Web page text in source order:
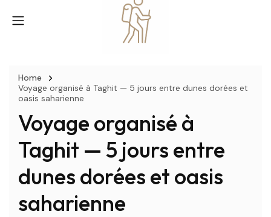
Home
Voyage organisé à Taghit — 5 jours entre dunes dorées et
oasis saharienne
Voyage organisé à
Taghit — 5 jours entre
dunes dorées et oasis
saharienne